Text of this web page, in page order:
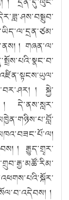
། གཞན་ལ་
། སྐྱེ་
། དེ་ནས་སླར་
། རྒྱུད་གྲྭར་
།